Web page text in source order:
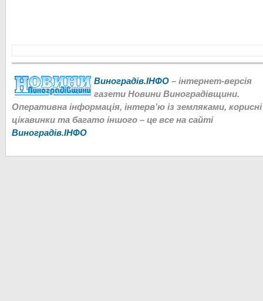
Виноградів.ІНФО – інтернет-версія
газети Новини Виноградівщини.
Оперативна інформація, інтерв’ю із земляками, корисні
цікавинки та багато іншого – це все на сайті
Виноградів.ІНФО